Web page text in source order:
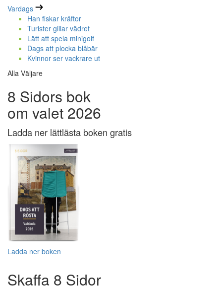
Vardags
Han fiskar kräftor
Turister gillar vädret
Lätt att spela minigolf
Dags att plocka blåbär
Kvinnor ser vackrare ut
Alla Väljare
8 Sidors bok
om valet 2026
Ladda ner lättlästa boken gratis
Ladda ner boken
Skaffa 8 Sidor